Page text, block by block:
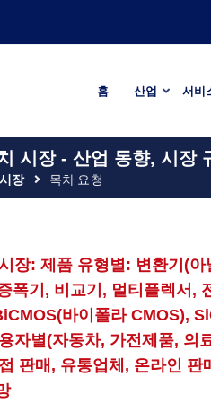
홈 산업 서비
시장 - 산업 동향, 시장
장 목차 요청
장: 제품 유형별: 변환기(
폭기, 비교기, 멀티플렉서,
바이폴라 CMOS),
자별(자동차, 가전제품, 의
판매, 유통업체, 온라인